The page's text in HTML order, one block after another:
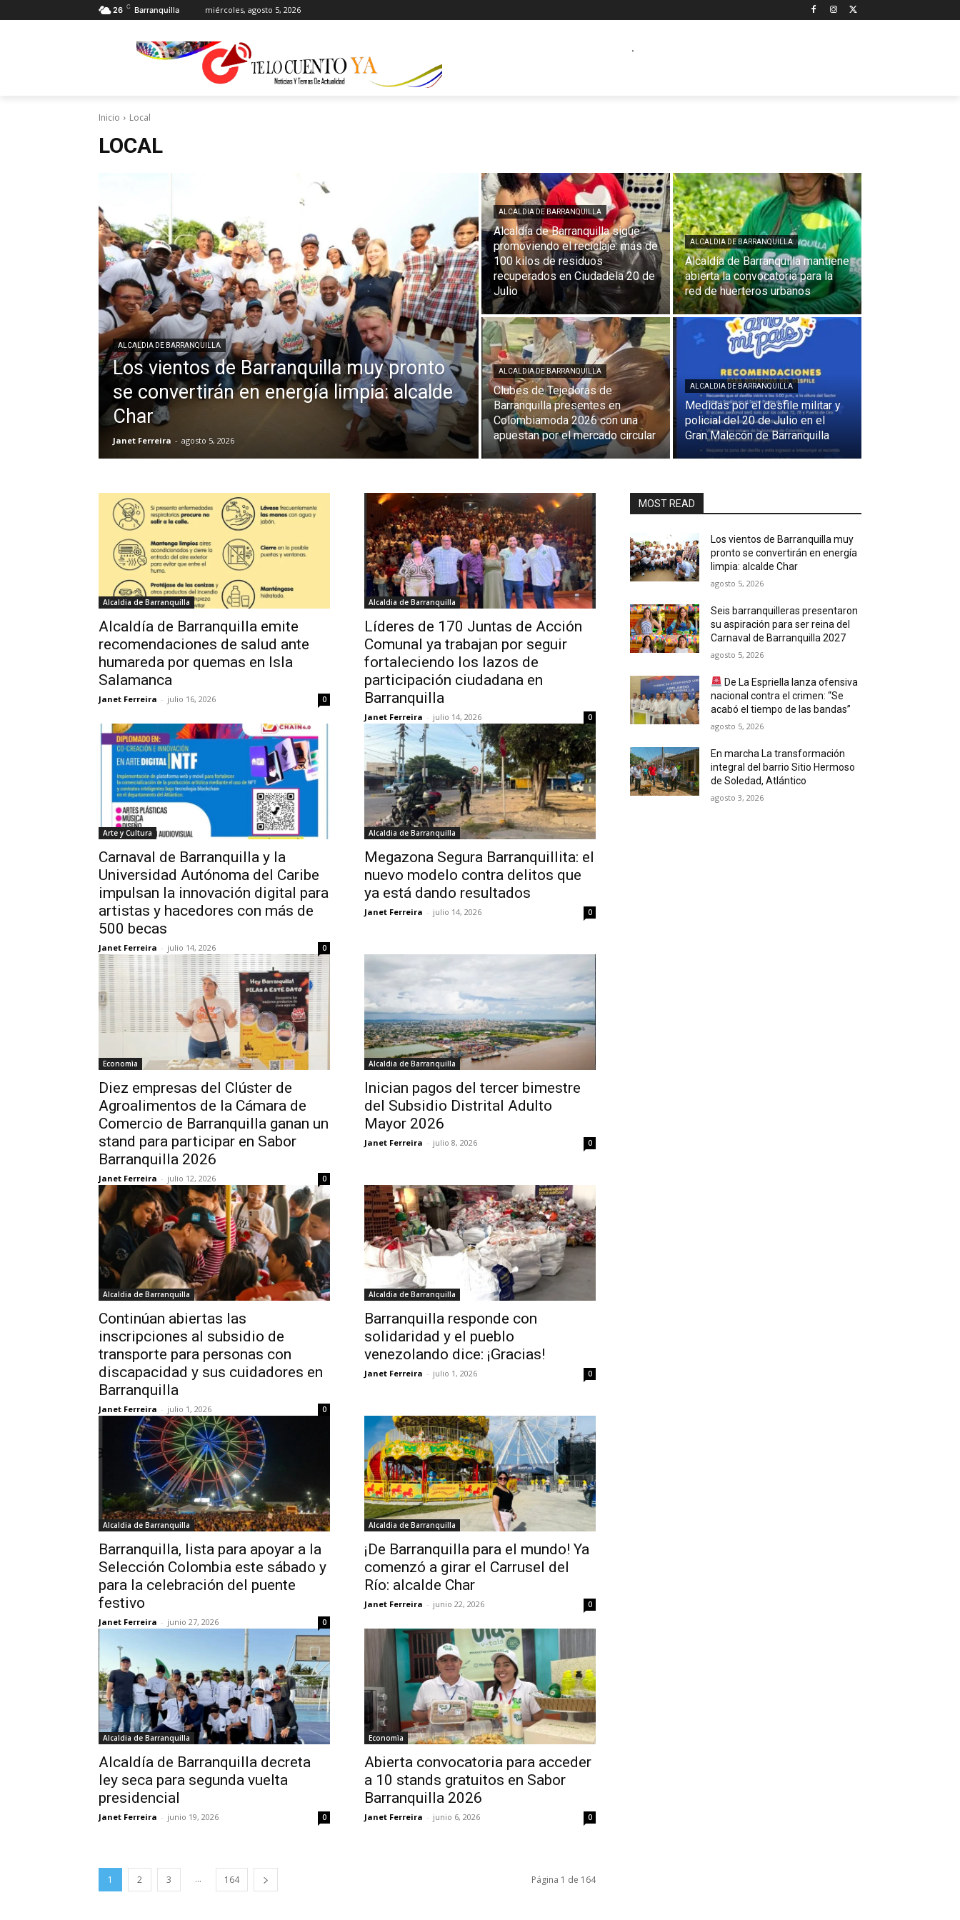
26 C Barranquilla miércoles, agosto 5, 2026
.
Inicio Local
LOCAL
ALCALDIA DE BARRANQUILLA
Los vientos de Barranquilla muy pronto
se convertirán en energía limpia: alcalde
Char
Janet Ferreira - agosto 5, 2026
ALCALDIA DE BARRANQUILLA
Alcaldía de Barranquilla sigue
promoviendo el reciclaje: más de
100 kilos de residuos
recuperados en Ciudadela 20 de
Julio
ALCALDIA DE BARRANQUILLA
Alcaldía de Barranquilla mantiene
abierta la convocatoria para la
red de huerteros urbanos
ALCALDIA DE BARRANQUILLA
Clubes de Tejedoras de
Barranquilla presentes en
Colombiamoda 2026 con una
apuestan por el mercado circular
ALCALDIA DE BARRANQUILLA
Medidas por el desfile militar y
policial del 20 de Julio en el
Gran Malecón de Barranquilla
Alcaldia de Barranquilla
Alcaldía de Barranquilla emite
recomendaciones de salud ante
humareda por quemas en Isla
Salamanca
Janet Ferreira - julio 16, 2026 0
Alcaldia de Barranquilla
Líderes de 170 Juntas de Acción
Comunal ya trabajan por seguir
fortaleciendo los lazos de
participación ciudadana en
Barranquilla
Janet Ferreira - julio 14, 2026 0
Arte y Cultura
Carnaval de Barranquilla y la
Universidad Autónoma del Caribe
impulsan la innovación digital para
artistas y hacedores con más de
500 becas
Janet Ferreira - julio 14, 2026 0
Alcaldia de Barranquilla
Megazona Segura Barranquillita: el
nuevo modelo contra delitos que
ya está dando resultados
Janet Ferreira - julio 14, 2026 0
Economìa
Diez empresas del Clúster de
Agroalimentos de la Cámara de
Comercio de Barranquilla ganan un
stand para participar en Sabor
Barranquilla 2026
Janet Ferreira - julio 12, 2026 0
Alcaldia de Barranquilla
Inician pagos del tercer bimestre
del Subsidio Distrital Adulto
Mayor 2026
Janet Ferreira - julio 8, 2026 0
Alcaldia de Barranquilla
Continúan abiertas las
inscripciones al subsidio de
transporte para personas con
discapacidad y sus cuidadores en
Barranquilla
Janet Ferreira - julio 1, 2026 0
Alcaldia de Barranquilla
Barranquilla responde con
solidaridad y el pueblo
venezolando dice: ¡Gracias!
Janet Ferreira - julio 1, 2026 0
Alcaldia de Barranquilla
Barranquilla, lista para apoyar a la
Selección Colombia este sábado y
para la celebración del puente
festivo
Janet Ferreira - junio 27, 2026 0
Alcaldia de Barranquilla
¡De Barranquilla para el mundo! Ya
comenzó a girar el Carrusel del
Río: alcalde Char
Janet Ferreira - junio 22, 2026 0
Alcaldia de Barranquilla
Alcaldía de Barranquilla decreta
ley seca para segunda vuelta
presidencial
Janet Ferreira - junio 19, 2026 0
Economìa
Abierta convocatoria para acceder
a 10 stands gratuitos en Sabor
Barranquilla 2026
Janet Ferreira - junio 6, 2026 0
1 2 3 ... 164 Página 1 de 164
MOST READ
Los vientos de Barranquilla muy
pronto se convertirán en energía
limpia: alcalde Char
agosto 5, 2026
Seis barranquilleras presentaron
su aspiración para ser reina del
Carnaval de Barranquilla 2027
agosto 5, 2026
De La Espriella lanza ofensiva
nacional contra el crimen: “Se
acabó el tiempo de las bandas”
agosto 5, 2026
En marcha La transformación
integral del barrio Sitio Hermoso
de Soledad, Atlántico
agosto 3, 2026